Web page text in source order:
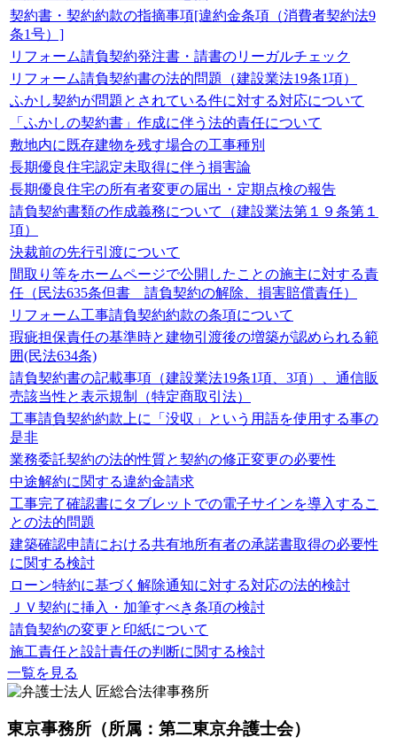
契約書・契約約款の指摘事項[違約金条項（消費者契約法9
条1号）]
リフォーム請負契約発注書・請書のリーガルチェック
リフォーム請負契約書の法的問題（建設業法19条1項）
ふかし契約が問題とされている件に対する対応について
「ふかしの契約書」作成に伴う法的責任について
敷地内に既存建物を残す場合の工事種別
長期優良住宅認定未取得に伴う損害論
長期優良住宅の所有者変更の届出・定期点検の報告
請負契約書類の作成義務について（建設業法第１９条第１
項）
決裁前の先行引渡について
間取り等をホームページで公開したことの施主に対する責
任（民法635条但書 請負契約の解除、損害賠償責任）
リフォーム工事請負契約約款の条項について
瑕疵担保責任の基準時と建物引渡後の増築が認められる範
囲(民法634条)
請負契約書の記載事項（建設業法19条1項、3項）、通信販
売該当性と表示規制（特定商取引法）
工事請負契約約款上に「没収」という用語を使用する事の
是非
業務委託契約の法的性質と契約の修正変更の必要性
中途解約に関する違約金請求
工事完了確認書にタブレットでの電子サインを導入するこ
との法的問題
建築確認申請における共有地所有者の承諾書取得の必要性
に関する検討
ローン特約に基づく解除通知に対する対応の法的検討
ＪＶ契約に挿入・加筆すべき条項の検討
請負契約の変更と印紙について
施工責任と設計責任の判断に関する検討
一覧を見る
東京事務所 （所属：第二東京弁護士会）